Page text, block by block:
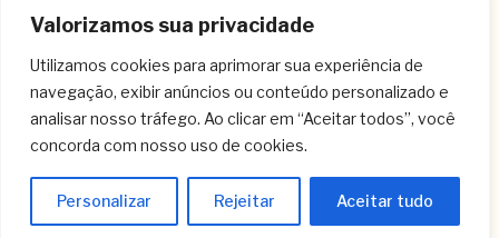
Valorizamos sua privacidade
Utilizamos cookies para aprimorar sua experiência de
navegação, exibir anúncios ou conteúdo personalizado e
analisar nosso tráfego. Ao clicar em “Aceitar todos”, você
concorda com nosso uso de cookies.
Personalizar Rejeitar Aceitar tudo
Contato
(11) 3259-8266